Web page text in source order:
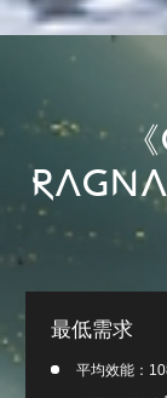
最低需求
平均效能：